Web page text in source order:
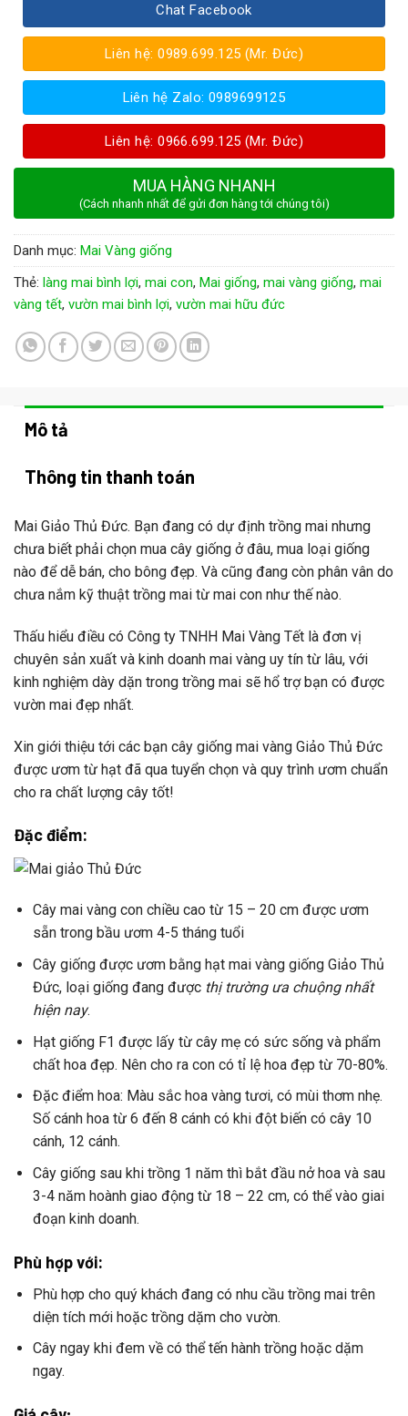
Chat Facebook
Liên hệ: 0989.699.125 (Mr. Đức)
Liên hệ Zalo: 0989699125
Liên hệ: 0966.699.125 (Mr. Đức)
MUA HÀNG NHANH
(Cách nhanh nhất để gửi đơn hàng tới chúng tôi)
Danh mục: Mai Vàng giống
Thẻ: làng mai bình lợi, mai con, Mai giống, mai vàng giống, mai
vàng tết, vườn mai bình lợi, vườn mai hữu đức
Mô tả
Thông tin thanh toán
Mai Giảo Thủ Đức. Bạn đang có dự định trồng mai nhưng
chưa biết phải chọn mua cây giống ở đâu, mua loại giống
nào để dễ bán, cho bông đẹp. Và cũng đang còn phân vân do
chưa nắm kỹ thuật trồng mai từ mai con như thế nào.
Thấu hiểu điều có Công ty TNHH Mai Vàng Tết là đơn vị
chuyên sản xuất và kinh doanh mai vàng uy tín từ lâu, với
kinh nghiệm dày dặn trong trồng mai sẽ hổ trợ bạn có được
vườn mai đẹp nhất.
Xin giới thiệu tới các bạn cây giống mai vàng Giảo Thủ Đức
được ươm từ hạt đã qua tuyển chọn và quy trình ươm chuẩn
cho ra chất lượng cây tốt!
Đặc điểm:
Cây mai vàng con chiều cao từ 15 – 20 cm được ươm
sẵn trong bầu ươm 4-5 tháng tuổi
Cây giống được ươm bằng hạt mai vàng giống Giảo Thủ
Đức, loại giống đang được thị trường ưa chuộng nhất
hiện nay.
Hạt giống F1 được lấy từ cây mẹ có sức sống và phẩm
chất hoa đẹp. Nên cho ra con có tỉ lệ hoa đẹp từ 70-80%.
Đặc điểm hoa: Màu sắc hoa vàng tươi, có mùi thơm nhẹ.
Số cánh hoa từ 6 đến 8 cánhcó khi đột biến có cây 10
cánh, 12 cánh.
Cây giống sau khi trồng 1 năm thì bắt đầu nở hoa và sau
3-4 năm hoành giao động từ 18 – 22 cm, có thể vào giai
đoạn kinh doanh.
Phù hợp với:
Phù hợp cho quý khách đang có nhu cầu trồng mai trên
diện tích mới hoặc trồng dặm cho vườn.
Cây ngay khi đem về có thể tến hành trồng hoặc dặm
ngay.